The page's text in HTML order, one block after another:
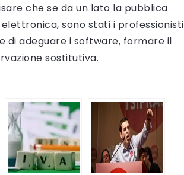
che se da un lato la pubblica
sono stati i professionisti
di adeguare i software, formare il
sostitutiva.